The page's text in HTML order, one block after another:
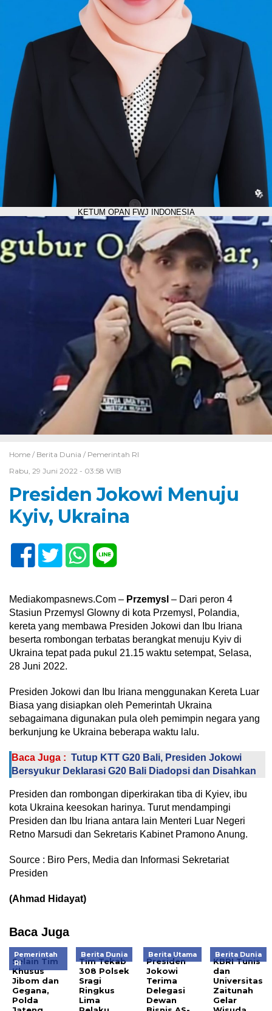
KETUM OPAN FWJ INDONESIA
Home / Berita Dunia / Pemerintah RI
Rabu, 29 Juni 2022 - 03:58 WIB
Presiden Jokowi Menuju
Kyiv, Ukraina
Mediakompasnews.Com – Przemysl – Dari peron 4
Stasiun Przemysl Glowny di kota Przemysl, Polandia,
kereta yang membawa Presiden Jokowi dan Ibu Iriana
beserta rombongan terbatas berangkat menuju Kyiv di
Ukraina tepat pada pukul 21.15 waktu setempat, Selasa,
28 Juni 2022.
Presiden Jokowi dan Ibu Iriana menggunakan Kereta Luar
Biasa yang disiapkan oleh Pemerintah Ukraina
sebagaimana digunakan pula oleh pemimpin negara yang
berkunjung ke Ukraina beberapa waktu lalu.
Baca Juga : Tutup KTT G20 Bali, Presiden Jokowi
Bersyukur Deklarasi G20 Bali Diadopsi dan Disahkan
Presiden dan rombongan diperkirakan tiba di Kyiev, ibu
kota Ukraina keesokan harinya. Turut mendampingi
Presiden dan Ibu Iriana antara lain Menteri Luar Negeri
Retno Marsudi dan Sekretaris Kabinet Pramono Anung.
Source : Biro Pers, Media dan Informasi Sekretariat
Presiden
(Ahmad Hidayat)
Baca Juga
Pemerintah
RI
Selain Tim
Khusus
Jibom dan
Gegana,
Polda
Berita Dunia
Tim Tekab
308 Polsek
Sragi
Ringkus
Lima
Berita Utama
Presiden
Jokowi
Terima
Delegasi
Dewan
Berita Dunia
KBRI Tunis
dan
Universitas
Zaitunah
Gelar